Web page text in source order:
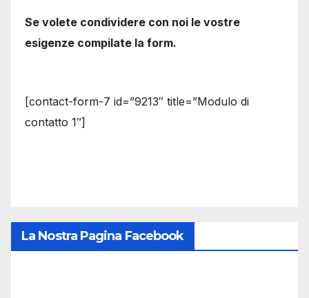
Se volete condividere con noi le vostre
esigenze compilate la form.
[contact-form-7 id=”9213″ title=”Modulo di
contatto 1″]
La Nostra Pagina Facebook